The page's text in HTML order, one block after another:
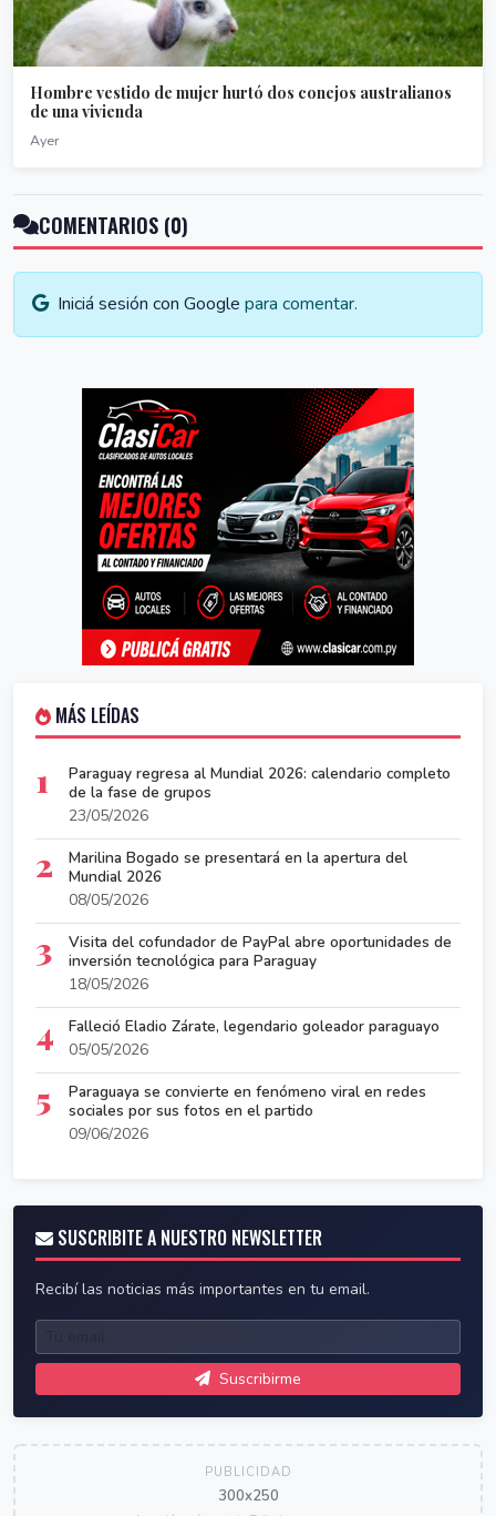
Hombre vestido de mujer hurtó dos conejos australianos
de una vivienda
Ayer
COMENTARIOS (0)
Iniciá sesión con Google para comentar.
MÁS LEÍDAS
1
Paraguay regresa al Mundial 2026: calendario completo
de la fase de grupos
23/05/2026
2
Marilina Bogado se presentará en la apertura del
Mundial 2026
08/05/2026
3
Visita del cofundador de PayPal abre oportunidades de
inversión tecnológica para Paraguay
18/05/2026
4
Falleció Eladio Zárate, legendario goleador paraguayo
05/05/2026
5
Paraguaya se convierte en fenómeno viral en redes
sociales por sus fotos en el partido
09/06/2026
SUSCRIBITE A NUESTRO NEWSLETTER
Recibí las noticias más importantes en tu email.
Suscribirme
PUBLICIDAD
300x250